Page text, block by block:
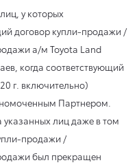
у которых
договор купли-продажи /
а/м Toyota Land
когда соответствующий
г. включительно)
Партнером.
лиц даже в том
продажи /
был прекращен